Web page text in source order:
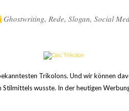
Ghostwriting, Rede, Slogan, Social
Trikolons. Und wir können
wusste. In der heutigen